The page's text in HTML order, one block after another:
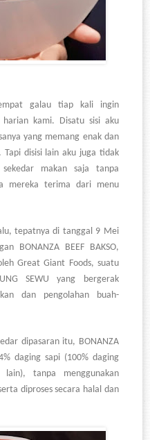
galau tiap kali ingin
harian kami. Disatu sisi aku
yang memang enak dan
Tapi disisi lain aku juga tidak
makan saja tanpa
mereka terima dari menu
tepatnya di tanggal 9 Mei
BONANZA BEEF BAKSO,
Great Giant Foods, suatu
SEWU yang bergerak
dan pengolahan buah-
dipasaran itu, BONANZA
daging sapi (100% daging
tanpa menggunakan
diproses secara halal dan